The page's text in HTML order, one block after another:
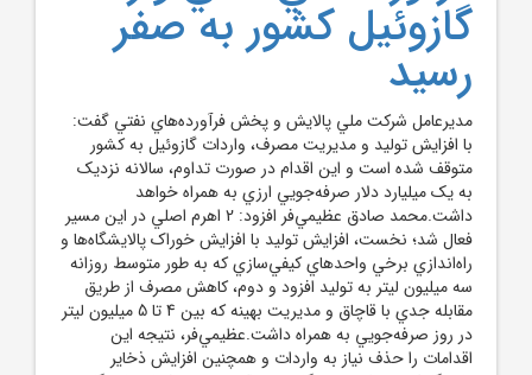
گازوئيل کشور به صفر
رسيد
مديرعامل شرکت ملي پالايش و پخش فرآورده‌هاي نفتي گفت:
با افزايش توليد و مديريت مصرف، واردات گازوئيل به کشور
متوقف شده است و اين اقدام در صورت تداوم، سالانه نزديک
به يک ميليارد دلار صرفه‌جويي ارزي به همراه خواهد
داشت.محمد صادق عظيمي‌فر افزود: 2 اهرم اصلي در اين مسير
فعال شد؛ نخست، افزايش توليد با افزايش خوراک پالايشگاه‌ها و
راه‌اندازي برخي واحد‌هاي کيفي‌سازي که به طور متوسط روزانه
سه ميليون ليتر به توليد افزود و دوم، کاهش مصرف از طريق
مقابله جدي با قاچاق و مديريت بهينه که بين 4 تا 5 ميليون ليتر
در روز صرفه‌جويي به همراه داشت.عظيمي‌فر، نتيجه اين
اقدامات را حذف نياز به واردات و همچنين افزايش ذخاير